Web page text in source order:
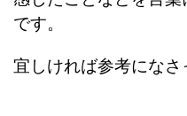
です。
宜しければ参考になさ